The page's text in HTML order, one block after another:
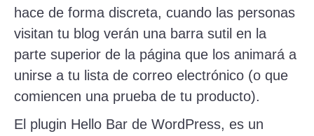
hace de forma discreta, cuando las personas
visitan tu blog verán una barra sutil en la
parte superior de la página que los animará a
unirse a tu lista de correo electrónico (o que
comiencen una prueba de tu producto).
El plugin Hello Bar de WordPress, es un